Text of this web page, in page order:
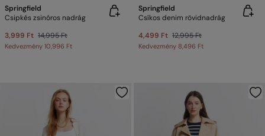
Springfield
Csipkés zsinóros nadrág
3,999 Ft 14,995 Ft
Kedvezmény 10,996 Ft
Springfield
Csíkos denim rövidnadrág
4,499 Ft 12,995 Ft
Kedvezmény 8,496 Ft